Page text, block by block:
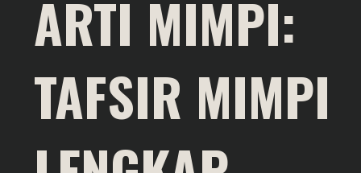
ARTI MIMPI:
TAFSIR MIMPI